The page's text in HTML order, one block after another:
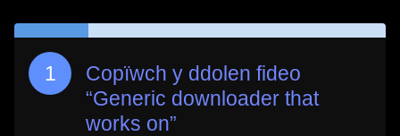
Copïwch y ddolen fideo
“Generic downloader that
works on”